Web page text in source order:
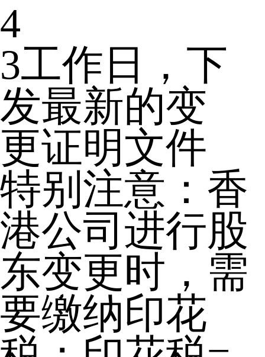
4
3工作日，下
发最新的变
更证明文件
特别注意：香
港公司进行股
东变更时，需
要缴纳印花